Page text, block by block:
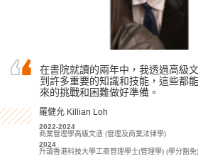
在書院就讀的兩年中，我透過高級
到許多重要的知識和技能，這些都
來的挑戰和困難做好準備。
羅健允 Killian Loh
2022-2024
商業管理學高級文憑 (管理及商業法律學)
2024
升讀香港科技大學工商管理學士(管理學) (學分豁免)
在書院兩年學習期間，我獲得了醫
的基礎知識。除了基礎課堂學習外
多實踐機會，加上不同的課堂實驗，
我未來的學業或職業生涯都起著關鍵
何日喬 Ho Yat Kiu
2023-2025
醫療及保健產品管理高級文憑
我衷心感謝書院提供了優良的學習
的教育資源。專業的講師們大大提
與會展管理學科的理解。
林嘉華 Kevin Lin
2023-2025
旅遊、會展及節目管理高級文憑
2025
升讀香港理工大學酒店及旅遊管理 (榮譽) 理學士組